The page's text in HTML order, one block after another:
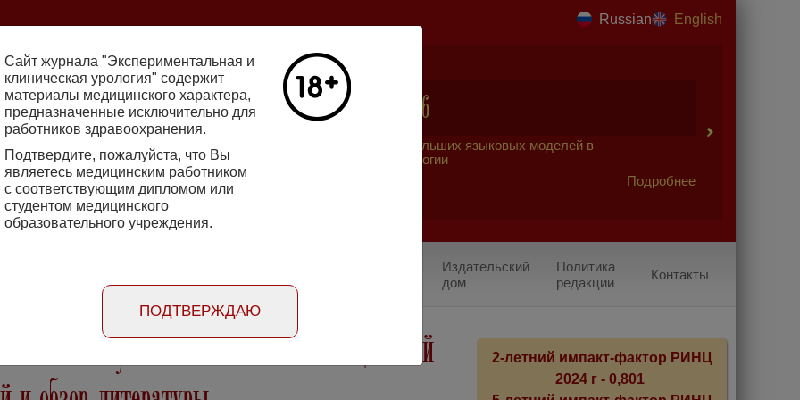
Russian English
2712-8571 10.29188/2222-8543
- основатель НИИ
исследования в НИИ
Подробнее
Номер №2, 2026
Галлюцинации больших языковых моделей в
клинической урологии
Подробнее
i klinicheskaya urologiya
для авторов
рекламодателей
Издательский
дом
Политика
редакции
Контакты
опухоль в сочетании с онкоцитомой
2-летний импакт-фактор РИНЦ
2024 г - 0,801
Сайт журнала "Экспериментальная и
клиническая урология" содержит
материалы медицинского характера,
предназначенные исключительно для
работников здравоохранения.
Подтвердите, пожалуйста, что Вы
являетесь медицинским работником
с соответствующим дипломом или
студентом медицинского
образовательного учреждения.
ПОДТВЕРЖДАЮ